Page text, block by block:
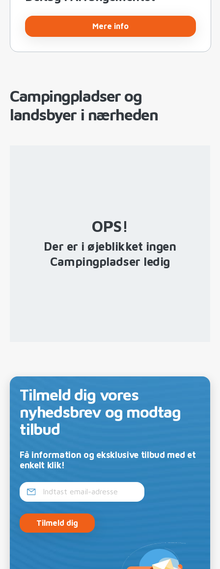
Mere info
Campingpladser og
landsbyer i nærheden
OPS!
Der er i øjeblikket ingen
Campingpladser ledig
Tilmeld dig vores
nyhedsbrev og modtag
tilbud
Få information og eksklusive tilbud med et
enkelt klik!
Tilmeld dig